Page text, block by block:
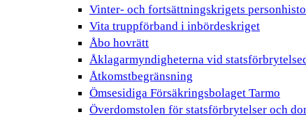
Vinter- och fortsättningskrigets
Vita truppförband i inbördeskriget
Åbo hovrätt
Åklagarmyndigheterna vid
Åtkomstbegränsning
Ömsesidiga Försäkringsbolaget Tarmo
Överdomstolen för statsförbrytelser och